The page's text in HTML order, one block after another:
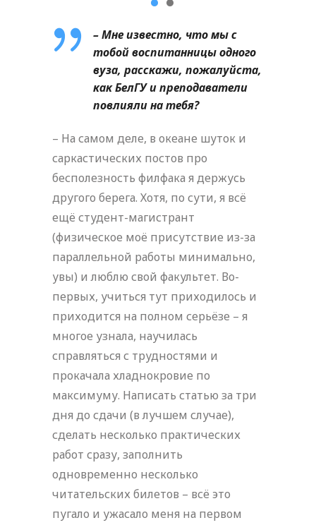
– Мне известно, что мы с
тобой воспитанницы одного
вуза, расскажи, пожалуйста,
как БелГУ и преподаватели
повлияли на тебя?
– На самом деле, в океане шуток и
саркастических постов про
бесполезность филфака я держусь
другого берега. Хотя, по сути, я всё
ещё студент-магистрант
(физическое моё присутствие из-за
параллельной работы минимально,
увы) и люблю свой факультет. Во-
первых, учиться тут приходилось и
приходится на полном серьёзе – я
многое узнала, научилась
справляться с трудностями и
прокачала хладнокровие по
максимуму. Написать статью за три
дня до сдачи (в лучшем случае),
сделать несколько практических
работ сразу, заполнить
одновременно несколько
читательских билетов – всё это
пугало и ужасало меня на первом